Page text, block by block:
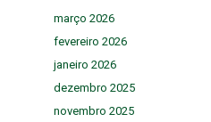
março 2026
fevereiro 2026
janeiro 2026
dezembro 2025
novembro 2025